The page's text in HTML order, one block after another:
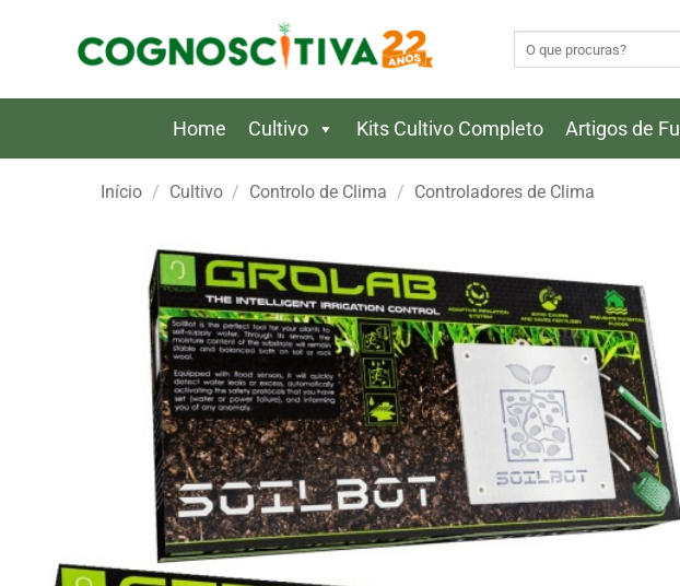
Home Cultivo Kits Cultivo Completo Artigos de
Início / Cultivo / Controlo de Clima / Controladores de Clima